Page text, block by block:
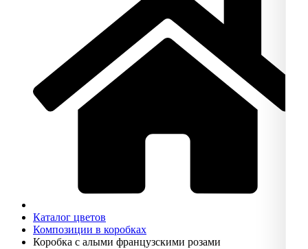
Каталог цветов
Композиции в коробках
Коробка с алыми французскими розами